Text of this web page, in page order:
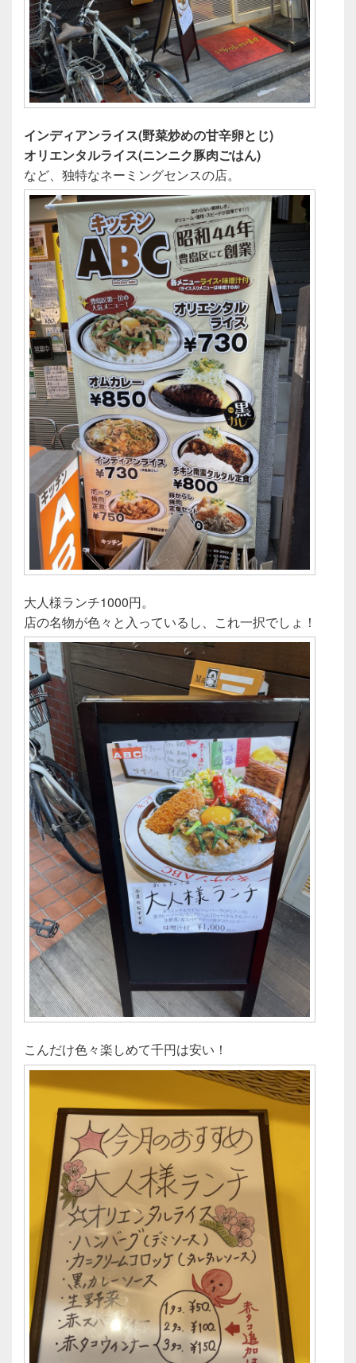
インディアンライス(野菜炒めの甘辛卵とじ)
オリエンタルライス(ニンニク豚肉ごはん)
など、独特なネーミングセンスの店。
大人様ランチ1000円。
店の名物が色々と入っているし、これ一択でしょ！
こんだけ色々楽しめて千円は安い！